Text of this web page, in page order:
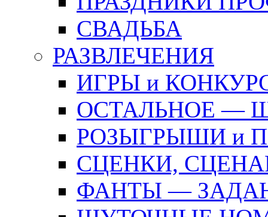
СВАДЬБА
РАЗВЛЕЧЕНИЯ
ИГРЫ и
ОСТАЛЬНОЕ —
РОЗЫГРЫШИ и
СЦЕНКИ,
ФАНТЫ —